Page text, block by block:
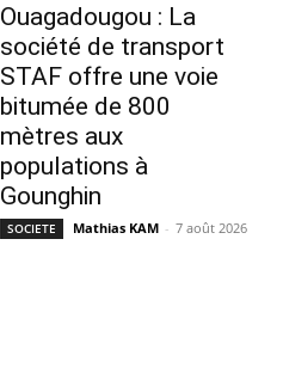
Ouagadougou : La
société de transport
STAF offre une voie
bitumée de 800
mètres aux
populations à
Gounghin
SOCIETE Mathias KAM - 7 août 2026